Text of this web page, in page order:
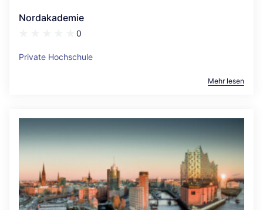
Nordakademie
0
Private Hochschule
Mehr lesen